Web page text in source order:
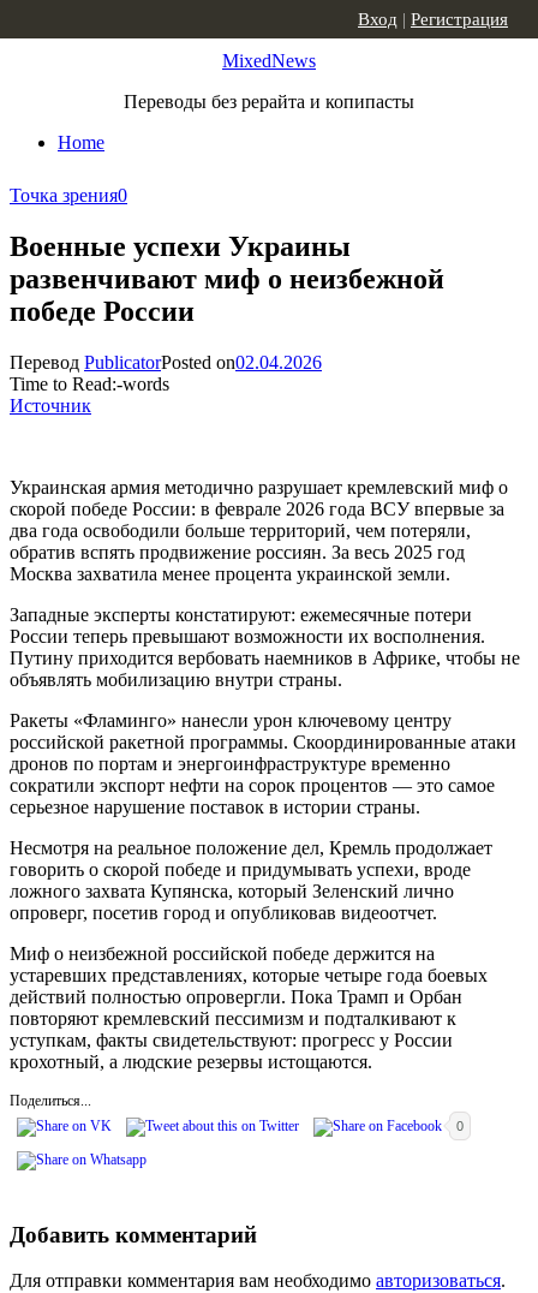
MixedNews
Переводы без рерайта и копипасты
Home
Вход | Регистрация
Точка зрения0
Военные успехи Украины
развенчивают миф о неизбежной
победе России
Перевод PublicatorPosted on02.04.2026
Time to Read:-words
Источник
Украинская армия методично разрушает кремлевский миф о
скорой победе России: в феврале 2026 года ВСУ впервые за
два года освободили больше территорий, чем потеряли,
обратив вспять продвижение россиян. За весь 2025 год
Москва захватила менее процента украинской земли.
Западные эксперты констатируют: ежемесячные потери
России теперь превышают возможности их восполнения.
Путину приходится вербовать наемников в Африке, чтобы не
объявлять мобилизацию внутри страны.
Ракеты «Фламинго» нанесли урон ключевому центру
российской ракетной программы. Скоординированные атаки
дронов по портам и энергоинфраструктуре временно
сократили экспорт нефти на сорок процентов — это самое
серьезное нарушение поставок в истории страны.
Несмотря на реальное положение дел, Кремль продолжает
говорить о скорой победе и придумывать успехи, вроде
ложного захвата Купянска, который Зеленский лично
опроверг, посетив город и опубликовав видеоотчет.
Миф о неизбежной российской победе держится на
устаревших представлениях, которые четыре года боевых
действий полностью опровергли. Пока Трамп и Орбан
повторяют кремлевский пессимизм и подталкивают к
уступкам, факты свидетельствуют: прогресс у России
крохотный, а людские резервы истощаются.
Поделиться...
0
Добавить комментарий
Для отправки комментария вам необходимо авторизоваться.